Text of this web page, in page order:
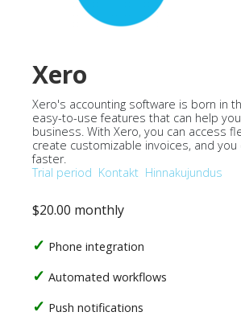
Xero
Xero's accounting software is born in
easy-to-use features that can help
business. With Xero, you can access
create customizable invoices, and you
faster.
Trial period Kontakt Hinnakujundus
$20.00 monthly
Phone integration
Automated workflows
Push notifications